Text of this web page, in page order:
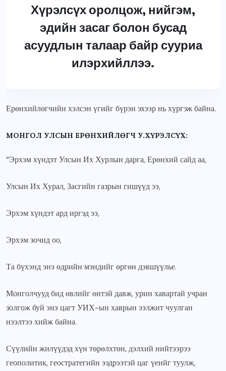
Хүрэлсүх оролцож, нийгэм,
эдийн засаг болон бусад
асуудлын талаар байр сууриа
илэрхийллээ.
Ерөнхийлөгчийн хэлсэн үгийг бүрэн эхээр нь хүргэж байна.
МОНГОЛ УЛСЫН ЕРӨНХИЙЛӨГЧ У.ХҮРЭЛСҮХ:
“Эрхэм хүндэт Улсын Их Хурлын дарга, Ерөнхий сайд аа,
Улсын Их Хурал, Засгийн газрын гишүүд ээ,
Эрхэм хүндэт ард иргэд ээ,
Эрхэм зочид оо,
Та бүхэнд энэ өдрийн мэндийг өргөн дэвшүүлье.
Монголчууд бид өвлийг өнтэй давж, урин хавартай учран
золгож буй энэ цагт УИХ-ын хаврын ээлжит чуулган
нээлтээ хийж байна.
Сүүлийн жилүүдэд хүн төрөлхтөн, дэлхий нийтээрээ
геополитик, геостратегийн ээдрээтэй цаг үеийг туулж,